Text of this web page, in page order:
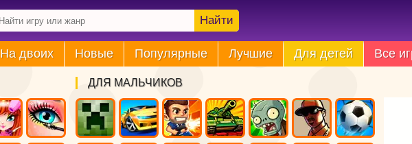
Найти
На двоих Новые Популярные Лучшие Для детей Все
ДЛЯ МАЛЬЧИКОВ